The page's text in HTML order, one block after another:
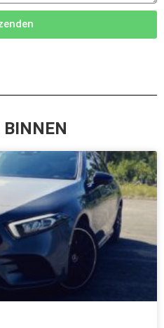
BINNEN